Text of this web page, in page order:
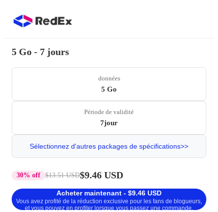
5 Go - 7 jours
données
5 Go
Période de validité
7jour
Sélectionnez d'autres packages de spécifications>>
30% off $13.51 USD$9.46 USD
Acheter maintenant - $9.46 USD
Vous avez profité de la réduction exclusive pour les fans de blogueurs,
et vous pouvez en profiter lorsque vous passez une commande.